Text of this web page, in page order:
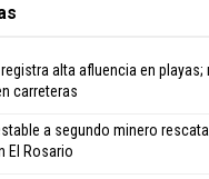
alta afluencia en playas;
carreteras
a segundo minero
El Rosario